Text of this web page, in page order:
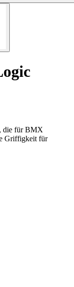
die für BMX
Griffigkeit für